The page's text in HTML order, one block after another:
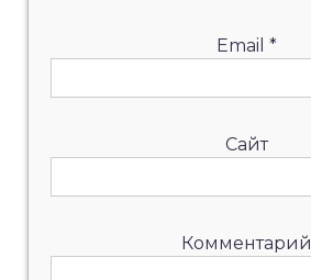
Email *
Сайт
Комментарий